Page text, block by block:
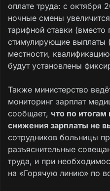
оплате труда: с октября
ночные смены
тарифной ставки
стимулирующие выплаты
местности,
будут установлены
Также министерство
мониторинг зарплат
сообщает, что по
снижения зарплаты не
сотрудников больницы
разъяснительные
труда, и при
на «Горячую линию» по